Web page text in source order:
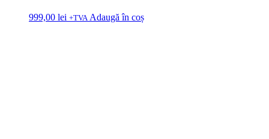
999,00 lei +TVA Adaugă în coș